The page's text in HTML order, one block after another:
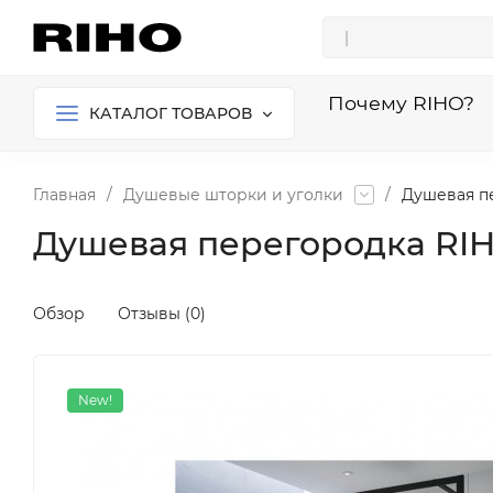
КАТАЛОГ ТОВАРОВ Почему RIHO?
Главная / Душевые шторки и уголки / Душевая
Душевая перегородка
Обзор Отзывы (0)
New!